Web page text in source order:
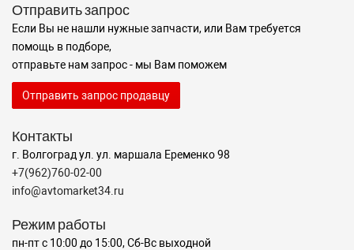
Отправить запрос
Если Вы не нашли нужные запчасти, или Вам требуется
помощь в подборе,
отправьте нам запрос - мы Вам поможем
Отправить запрос продавцу
Контакты
г. Волгоград ул. ул. маршала Еременко 98
+7(962)760-02-00
info@avtomarket34.ru
Режим работы
пн-пт с 10:00 до 15:00, Сб-Вс выходной